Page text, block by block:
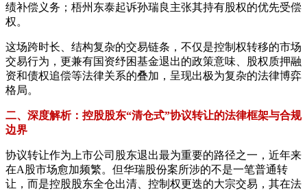
绩补偿义务；梧州东泰起诉孙瑞良主张其持有股权的优先受偿
权。
这场跨时长、结构复杂的交易链条，不仅是控制权转移的市场
交易行为，更兼有国资纾困基金退出的政策意味、股权质押融
资和债权追偿等法律关系的叠加，呈现出极为复杂的法律博弈
格局。
二、深度解析：控股股东“清仓式”协议转让的法律框架与合规
边界
协议转让作为上市公司股东退出最为重要的路径之一，近年来
在A股市场愈加频繁。但华瑞股份案所涉的不是一笔普通转
让，而是控股股东全仓出清、控制权更迭的大宗交易，其在法